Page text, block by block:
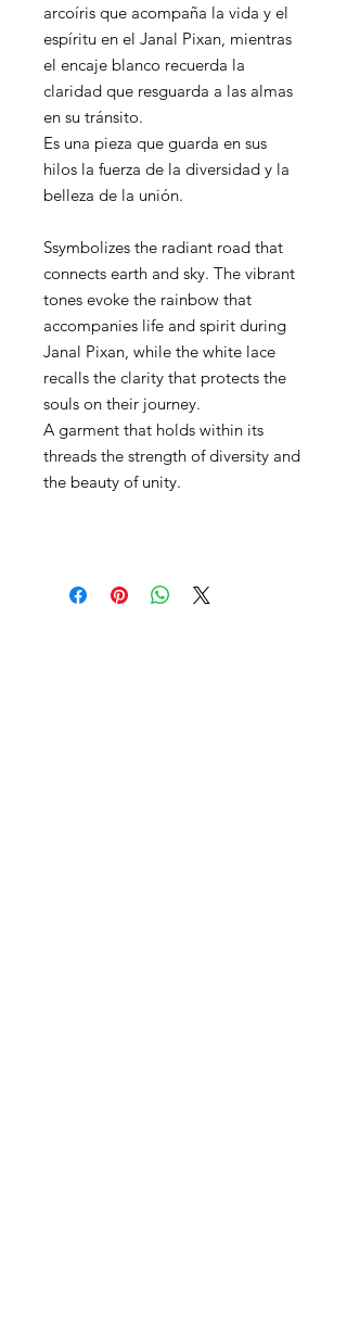
arcoíris que acompaña la vida y el
espíritu en el Janal Pixan, mientras
el encaje blanco recuerda la
claridad que resguarda a las almas
en su tránsito.
Es una pieza que guarda en sus
hilos la fuerza de la diversidad y la
belleza de la unión.
Ssymbolizes the radiant road that
connects earth and sky. The vibrant
tones evoke the rainbow that
accompanies life and spirit during
Janal Pixan, while the white lace
recalls the clarity that protects the
souls on their journey.
A garment that holds within its
threads the strength of diversity and
the beauty of unity.